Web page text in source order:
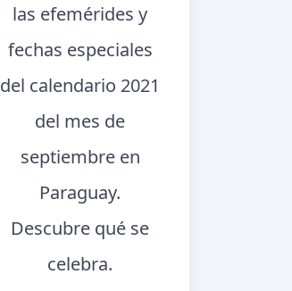
las efemérides y
fechas especiales
del calendario 2021
del mes de
septiembre en
Paraguay.
Descubre qué se
celebra.